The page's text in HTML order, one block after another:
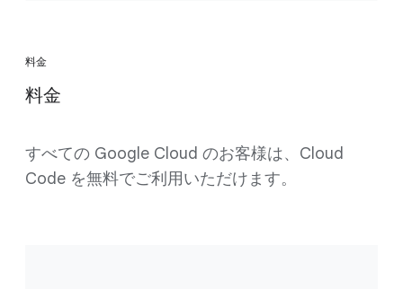
料金
料金
すべての Google Cloud のお客様は、Cloud
Code を無料でご利用いただけます。